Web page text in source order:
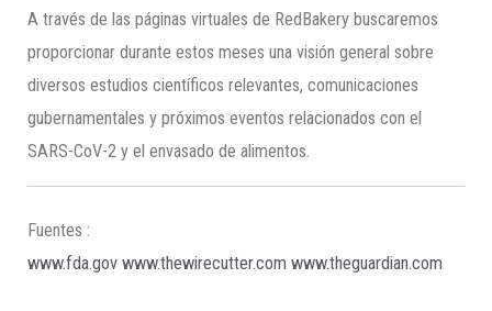
A través de las páginas virtuales de RedBakery buscaremos
proporcionar durante estos meses una visión general sobre
diversos estudios científicos relevantes, comunicaciones
gubernamentales y próximos eventos relacionados con el
SARS-CoV-2 y el envasado de alimentos.
Fuentes :
www.fda.gov www.thewirecutter.com www.theguardian.com